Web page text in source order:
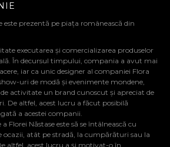
este prezentă pe piața românească din
executarea și comercializarea produselor
În decursul timpului, compania a avut mai
iar ca unic designer al companiei Flora
uri de modă și evenimente mondene,
de activitate un brand cunoscut și apreciat de
De altfel, acest lucru a făcut posibilă
a acestei companii.
Florei Năstase este să se întâlnească cu
ocazii, atât pe stradă, la cumpărături sau la
altfel, acest lucru a și motivat-o în